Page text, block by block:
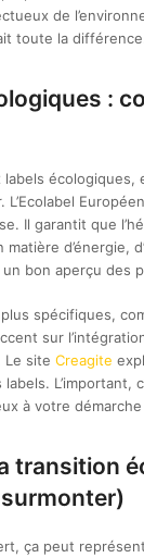
de
toute la
:
écologiques,
L’Ecolabel
Il garantit que
d’énergie,
bon aperçu des
spécifiques,
sur
Le siteCreagite
L’important,
à votre
transition
ça peut